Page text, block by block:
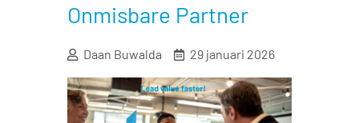
Onmisbare Partner
Daan Buwalda 29 januari 2026